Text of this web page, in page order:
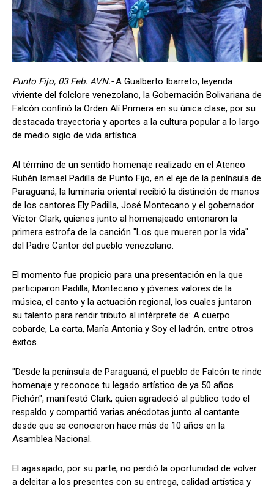
Punto Fijo, 03 Feb. AVN.-A Gualberto Ibarreto, leyenda
viviente del folclore venezolano, la Gobernación Bolivariana de
Falcón confirió la Orden Alí Primera en su única clase, por su
destacada trayectoria y aportes a la cultura popular a lo largo
de medio siglo de vida artística.
Al término de un sentido homenaje realizado en el Ateneo
Rubén Ismael Padilla de Punto Fijo, en el eje de la península de
Paraguaná, la luminaria oriental recibió la distinción de manos
de los cantores Ely Padilla, José Montecano y el gobernador
Víctor Clark, quienes junto al homenajeado entonaron la
primera estrofa de la canción "Los que mueren por la vida"
del Padre Cantor del pueblo venezolano.
El momento fue propicio para una presentación en la que
participaron Padilla, Montecano y jóvenes valores de la
música, el canto y la actuación regional, los cuales juntaron
su talento para rendir tributo al intérprete de: A cuerpo
cobarde, La carta, María Antonia y Soy el ladrón, entre otros
éxitos.
"Desde la península de Paraguaná, el pueblo de Falcón te rinde
homenaje y reconoce tu legado artístico de ya 50 años
Pichón", manifestó Clark, quien agradeció al público todo el
respaldo y compartió varias anécdotas junto al cantante
desde que se conocieron hace más de 10 años en la
Asamblea Nacional.
El agasajado, por su parte, no perdió la oportunidad de volver
a deleitar a los presentes con su entrega, calidad artística y